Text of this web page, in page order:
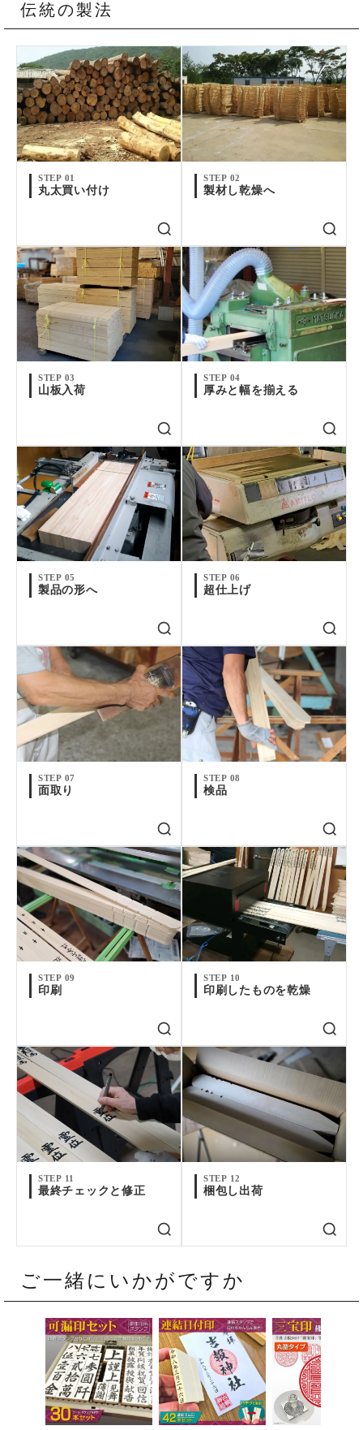
伝統の製法
STEP 01
丸太買い付け
STEP 02
製材し乾燥へ
STEP 03
山板入荷
STEP 04
厚みと幅を揃える
STEP 05
製品の形へ
STEP 06
超仕上げ
STEP 07
面取り
STEP 08
検品
STEP 09
印刷
STEP 10
印刷したものを乾燥
STEP 11
最終チェックと修正
STEP 12
梱包し出荷
ご一緒にいかがですか